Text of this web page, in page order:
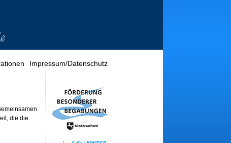
Impressum/Datenschutz
die die